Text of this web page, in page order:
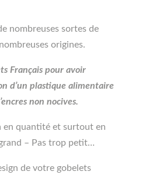
nombreuses sortes de
origines.
Français pour avoir
d’un plastique alimentaire
non nocives.
en quantité et surtout en
– Pas trop petit…
de votre gobelets